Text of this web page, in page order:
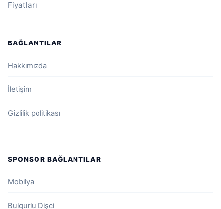
Fiyatları
BAĞLANTILAR
Hakkımızda
İletişim
Gizlilik politikası
SPONSOR BAĞLANTILAR
Mobilya
Bulgurlu Dişci